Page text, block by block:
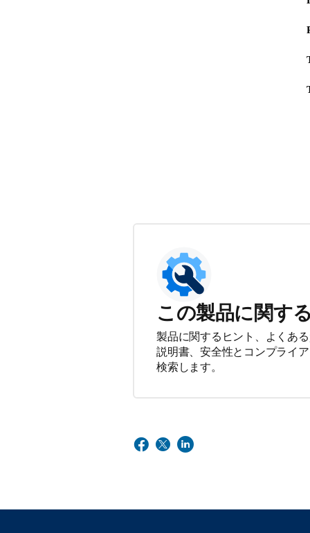
この製品に関す
製品に関するヒント、よくあ
説明書、安全性とコンプライ
検索します。